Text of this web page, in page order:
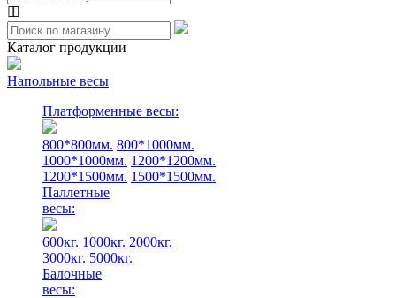
Каталог продукции
Напольные весы
Платформенные весы:
800*800мм. 800*1000мм.
1000*1000мм. 1200*1200мм.
1200*1500мм. 1500*1500мм.
Паллетные
весы:
600кг. 1000кг. 2000кг.
3000кг. 5000кг.
Балочные
весы: